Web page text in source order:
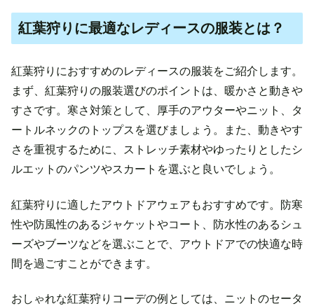
紅葉狩りに最適なレディースの服装とは？
紅葉狩りにおすすめのレディースの服装をご紹介します。
まず、紅葉狩りの服装選びのポイントは、暖かさと動きや
すさです。寒さ対策として、厚手のアウターやニット、タ
ートルネックのトップスを選びましょう。また、動きやす
さを重視するために、ストレッチ素材やゆったりとしたシ
ルエットのパンツやスカートを選ぶと良いでしょう。
紅葉狩りに適したアウトドアウェアもおすすめです。防寒
性や防風性のあるジャケットやコート、防水性のあるシュ
ーズやブーツなどを選ぶことで、アウトドアでの快適な時
間を過ごすことができます。
おしゃれな紅葉狩りコーデの例としては、ニットのセータ